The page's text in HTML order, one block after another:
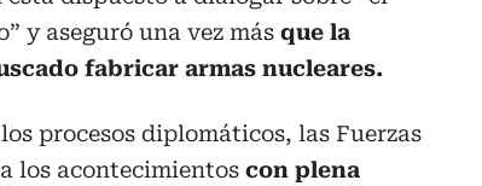
y aseguró una vez más que la
fabricar armas nucleares.
procesos diplomáticos, las Fuerzas
los acontecimientos con plena